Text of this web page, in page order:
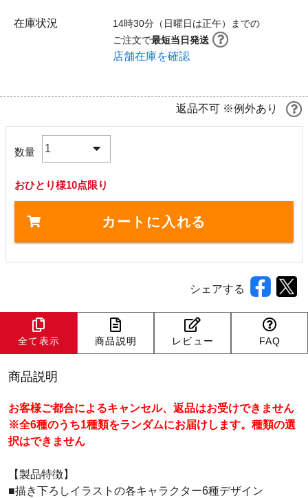
在庫状況
14時30分（日曜日は正午）までの
ご注文で最短当日発送
店舗在庫を確認
返品不可 ※例外あり
数量 1
おひとり様10点限り
カートに入れる
シェアする
全て表示 商品説明 レビュー FAQ
商品説明
お客様ご都合によるキャンセル、返品はお受けできません
※全6種のうち1種類をランダムにお届けします。種類の選
択はできません
【製品特徴】
■描き下ろしイラストの各キャラクター6種デザイン